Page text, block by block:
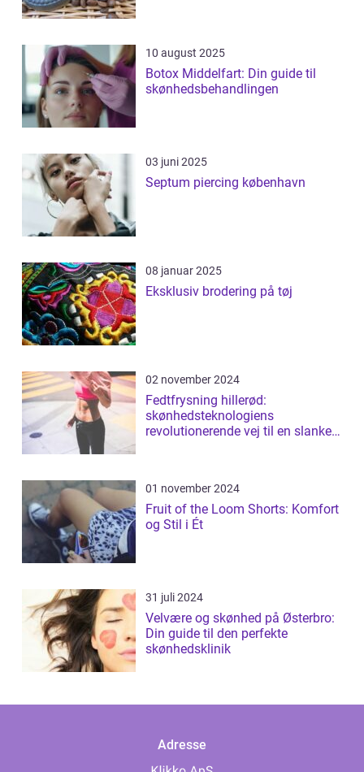
10 august 2025
Botox Middelfart: Din guide til
skønhedsbehandlingen
03 juni 2025
Septum piercing københavn
08 januar 2025
Eksklusiv brodering på tøj
02 november 2024
Fedtfrysning hillerød:
skønhedsteknologiens
revolutionerende vej til en slankere
01 november 2024
Fruit of the Loom Shorts: Komfort
og Stil i Ét
31 juli 2024
Velvære og skønhed på Østerbro:
Din guide til den perfekte
skønhedsklinik
Adresse